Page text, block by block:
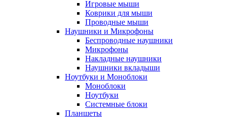
Игровые мыши
Коврики для мыши
Проводные мыши
Наушники и Микрофоны
Беспроводные наушники
Микрофоны
Накладные наушники
Наушники вкладыши
Ноутбуки и Моноблоки
Моноблоки
Ноутбуки
Системные блоки
Планшеты